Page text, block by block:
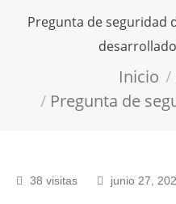
Pregunta de seguridad
Inicio
Pregunta de
38 visitas junio 27,